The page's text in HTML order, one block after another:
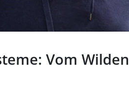
Vom Wilden